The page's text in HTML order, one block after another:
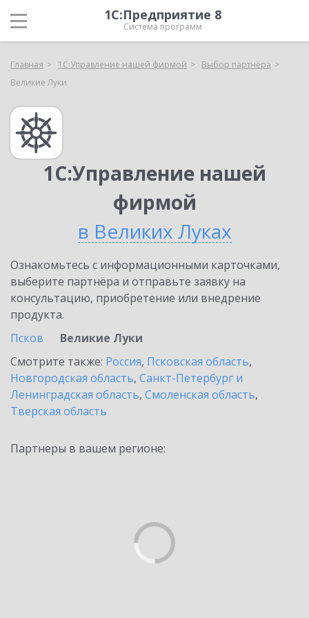
1С:Предприятие 8
Система программ
Главная 1С:Управление нашей фирмой
Выбор партнёра
Великие Луки
1С:Управление нашей
фирмой
в Великих Луках
Ознакомьтесь с информационными карточками,
выберите партнёра и отправьте заявку на
консультацию, приобретение или внедрение
продукта.
Псков
Великие Луки
Смотрите также: Россия, Псковская область,
Новгородская область, Санкт-Петербург и
Ленинградская область, Смоленская область,
Тверская область
Партнеры в вашем регионе: